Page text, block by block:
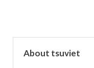
About tsuviet